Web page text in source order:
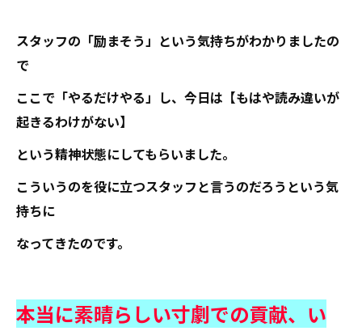
スタッフの「励まそう」という気持ちがわかりましたの
で
ここで「やるだけやる」し、今日は【もはや読み違いが
起きるわけがない】
という精神状態にしてもらいました。
こういうのを役に立つスタッフと言うのだろうという気
持ちに
なってきたのです。
本当に素晴らしい寸劇での貢献、い